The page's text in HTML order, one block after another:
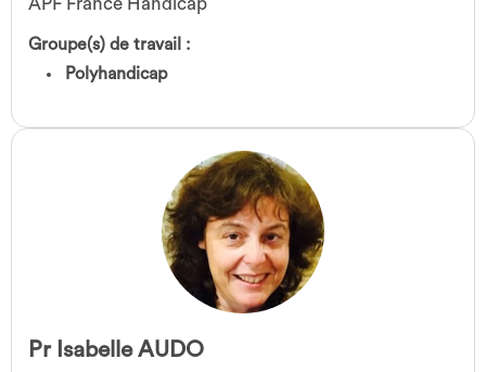
Groupe(s) de travail :
Polyhandicap
Pr Isabelle AUDO